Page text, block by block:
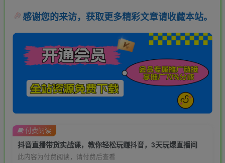
感谢您的来访，获取更多精彩文章请收藏本站。
抖音直播带货实战课，教你轻松玩赚抖音，3天玩爆直播间
此内容为付费阅读，请付费后查看
付费阅读